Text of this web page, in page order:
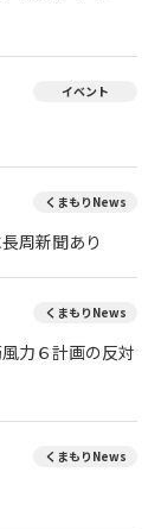
イベント
くまもりNews
周新聞あり
くまもりNews
力６計画の反対
くまもりNews